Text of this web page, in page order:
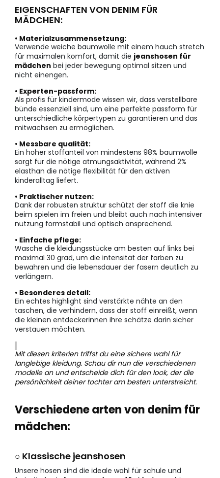
EIGENSCHAFTEN VON DENIM FÜR
MÄDCHEN:
• Materialzusammensetzung:
Verwende weiche baumwolle mit einem hauch stretch
für maximalen komfort, damit die jeanshosen für
mädchen bei jeder bewegung optimal sitzen und
nicht einengen.
• Experten-passform:
Als profis für kindermode wissen wir, dass verstellbare
bünde essenziell sind, um eine perfekte passform für
unterschiedliche körpertypen zu garantieren und das
mitwachsen zu ermöglichen.
• Messbare qualität:
Ein hoher stoffanteil von mindestens 98% baumwolle
sorgt für die nötige atmungsaktivität, während 2%
elasthan die nötige flexibilität für den aktiven
kinderalltag liefert.
• Praktischer nutzen:
Dank der robusten struktur schützt der stoff die knie
beim spielen im freien und bleibt auch nach intensiver
nutzung formstabil und optisch ansprechend.
• Einfache pflege:
Wasche die kleidungsstücke am besten auf links bei
maximal 30 grad, um die intensität der farben zu
bewahren und die lebensdauer der fasern deutlich zu
verlängern.
• Besonderes detail:
Ein echtes highlight sind verstärkte nähte an den
taschen, die verhindern, dass der stoff einreißt, wenn
die kleinen entdeckerinnen ihre schätze darin sicher
verstauen möchten.
Mit diesen kriterien triffst du eine sichere wahl für
langlebige kleidung. Schau dir nun die verschiedenen
modelle an und entscheide dich für den look, der die
persönlichkeit deiner tochter am besten unterstreicht.
Verschiedene arten von denim für
mädchen:
○ Klassische jeanshosen
Unsere hosen sind die ideale wahl für schule und